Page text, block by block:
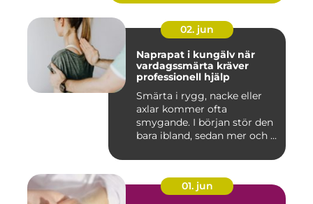
02. jun
Naprapat i kungälv när
vardagssmärta kräver
professionell hjälp
Smärta i rygg, nacke eller
axlar kommer ofta
smygande. I början stör den
bara ibland, sedan mer och ...
01. jun